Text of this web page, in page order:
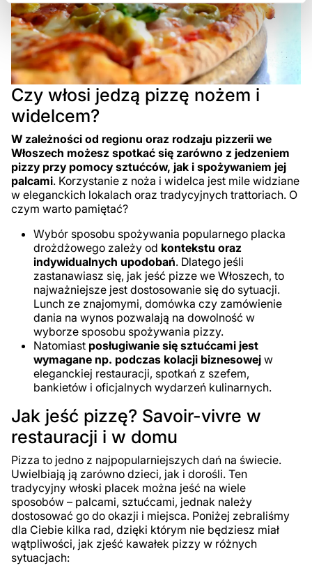
Czy włosi jedzą pizzę nożem i
widelcem?
W zależności od regionu oraz rodzaju pizzerii we
Włoszech możesz spotkać się zarówno z jedzeniem
pizzy przy pomocy sztućców, jak i spożywaniem jej
palcami. Korzystanie z noża i widelca jest mile widziane
w eleganckich lokalach oraz tradycyjnych trattoriach. O
czym warto pamiętać?
Wybór sposobu spożywania popularnego placka
drożdżowego zależy od kontekstu oraz
indywidualnych upodobań. Dlatego jeśli
zastanawiasz się, jak jeść pizze we Włoszech, to
najważniejsze jest dostosowanie się do sytuacji.
Lunch ze znajomymi, domówka czy zamówienie
dania na wynos pozwalają na dowolność w
wyborze sposobu spożywania pizzy.
Natomiast posługiwanie się sztućcami jest
wymagane np. podczas kolacji biznesowej w
eleganckiej restauracji, spotkań z szefem,
bankietów i oficjalnych wydarzeń kulinarnych.
Jak jeść pizzę? Savoir-vivre w
restauracji i w domu
Pizza to jedno z najpopularniejszych dań na świecie.
Uwielbiają ją zarówno dzieci, jak i dorośli. Ten
tradycyjny włoski placek można jeść na wiele
sposobów – palcami, sztućcami, jednak należy
dostosować go do okazji i miejsca. Poniżej zebraliśmy
dla Ciebie kilka rad, dzięki którym nie będziesz miał
wątpliwości, jak zjeść kawałek pizzy w różnych
sytuacjach: